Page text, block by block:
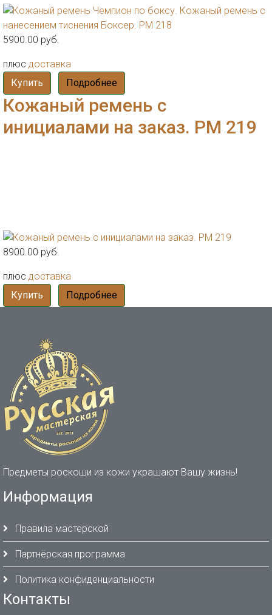
5900.00 руб.
плюс доставка
Купить
Подробнее
Кожаный ремень с
инициалами на заказ. РМ 219
8900.00 руб.
плюс доставка
Купить
Подробнее
Предметы роскоши из кожи украшают Вашу жизнь!
Информация
Правила мастерской
Партнёрская программа
Политика конфиденциальности
Контакты